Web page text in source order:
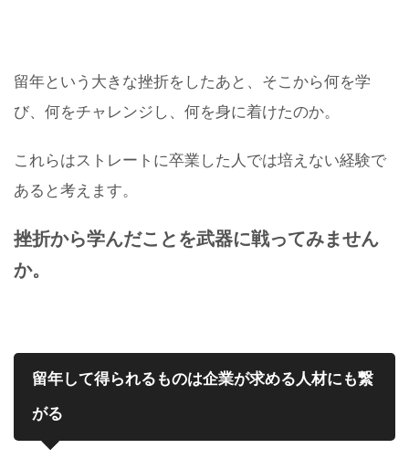
留年という大きな挫折をしたあと、そこから何を学
び、何をチャレンジし、何を身に着けたのか。
これらはストレートに卒業した人では培えない経験で
あると考えます。
挫折から学んだことを武器に戦ってみません
か。
留年して得られるものは企業が求める人材にも繋
がる